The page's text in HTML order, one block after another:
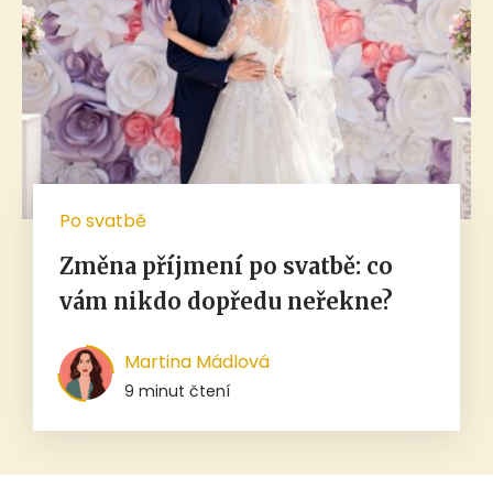
Po svatbě
Změna příjmení po svatbě: co
vám nikdo dopředu neřekne?
Martina Mádlová
9 minut čtení